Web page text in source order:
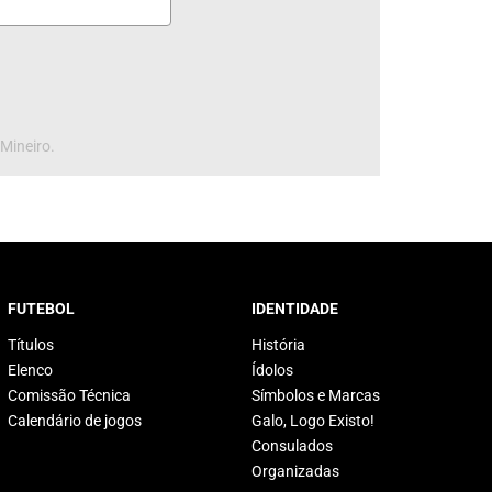
FUTEBOL
Títulos
Elenco
Comissão Técnica
Calendário de jogos
IDENTIDADE
História
Ídolos
Símbolos e Marcas
Galo, Logo Existo!
Consulados
Organizadas